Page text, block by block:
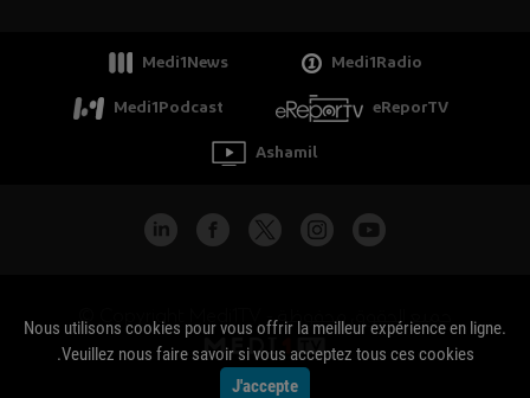
Medi1News Medi1Radio
Medi1Podcast eReporTV
Ashamil
جميع الحقوق محفوظة - Copyright Medi1TV ©
Nous utilisons cookies pour vous offrir la meilleur expérience en ligne.
Veuillez nous faire savoir si vous acceptez tous ces cookies.
J'accepte